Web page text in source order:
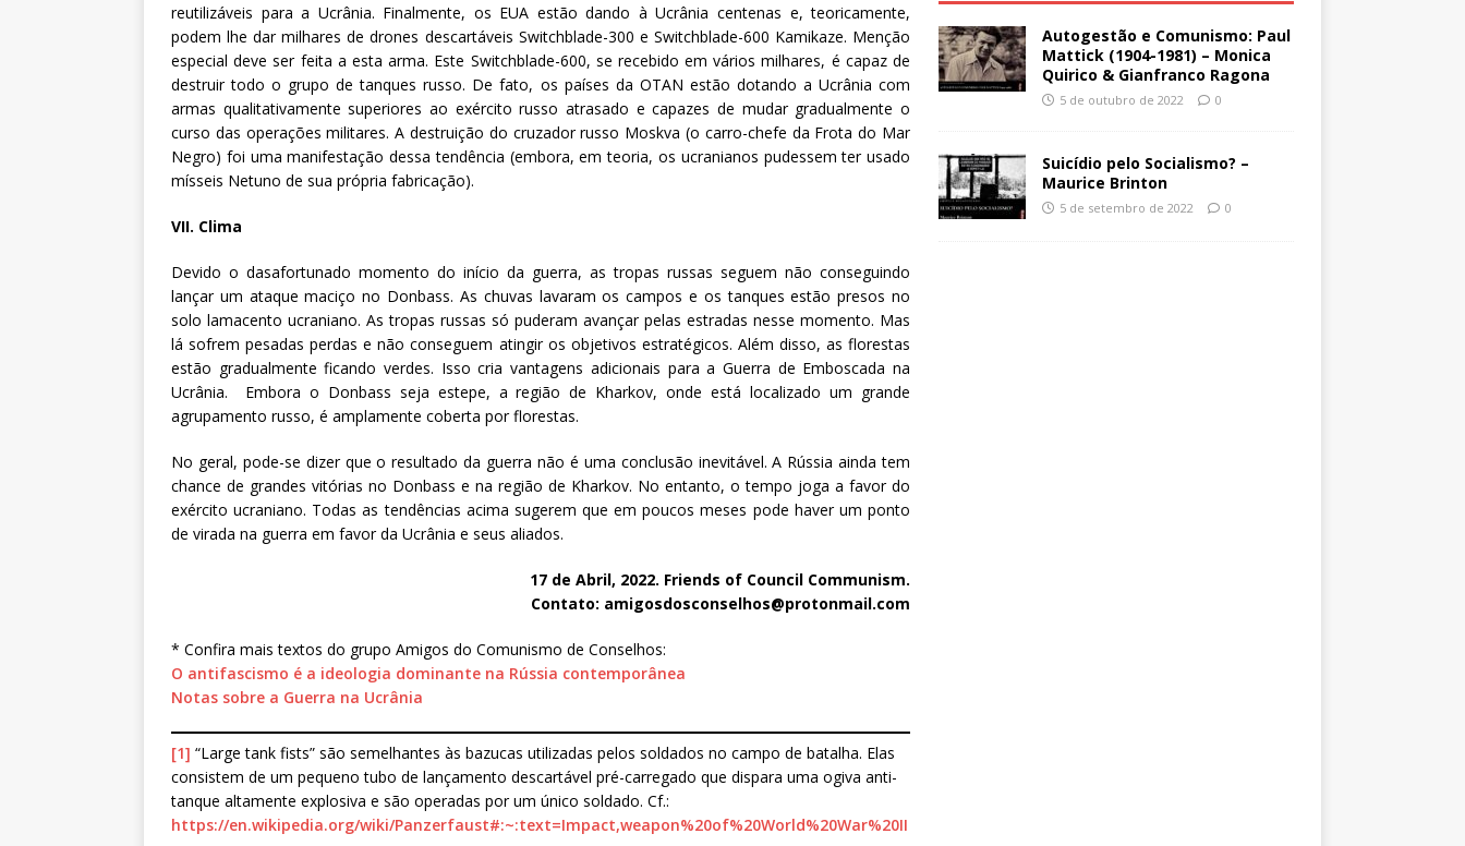
reutilizáveis para a Ucrânia. Finalmente, os EUA estão dando à Ucrânia centenas e, teoricamente,
podem lhe dar milhares de drones descartáveis Switchblade-300 e Switchblade-600 Kamikaze. Menção
especial deve ser feita a esta arma. Este Switchblade-600, se recebido em vários milhares, é capaz de
destruir todo o grupo de tanques russo. De fato, os países da OTAN estão dotando a Ucrânia com
armas qualitativamente superiores ao exército russo atrasado e capazes de mudar gradualmente o
curso das operações militares. A destruição do cruzador russo Moskva (o carro-chefe da Frota do Mar
Negro) foi uma manifestação dessa tendência (embora, em teoria, os ucranianos pudessem ter usado
mísseis Netuno de sua própria fabricação).
VII. Clima
Devido o dasafortunado momento do início da guerra, as tropas russas seguem não conseguindo
lançar um ataque maciço no Donbass. As chuvas lavaram os campos e os tanques estão presos no
solo lamacento ucraniano. As tropas russas só puderam avançar pelas estradas nesse momento. Mas
lá sofrem pesadas perdas e não conseguem atingir os objetivos estratégicos. Além disso, as florestas
estão gradualmente ficando verdes. Isso cria vantagens adicionais para a Guerra de Emboscada na
Ucrânia. Embora o Donbass seja estepe, a região de Kharkov, onde está localizado um grande
agrupamento russo, é amplamente coberta por florestas.
No geral, pode-se dizer que o resultado da guerra não é uma conclusão inevitável. A Rússia ainda tem
chance de grandes vitórias no Donbass e na região de Kharkov. No entanto, o tempo joga a favor do
exército ucraniano. Todas as tendências acima sugerem que em poucos meses pode haver um ponto
de virada na guerra em favor da Ucrânia e seus aliados.
17 de Abril, 2022. Friends of Council Communism.
Contato: amigosdosconselhos@protonmail.com
* Confira mais textos do grupo Amigos do Comunismo de Conselhos:
O antifascismo é a ideologia dominante na Rússia contemporânea
Notas sobre a Guerra na Ucrânia
[1] “Large tank fists” são semelhantes às bazucas utilizadas pelos soldados no campo de batalha. Elas
consistem de um pequeno tubo de lançamento descartável pré-carregado que dispara uma ogiva anti-
tanque altamente explosiva e são operadas por um único soldado. Cf.:
https://en.wikipedia.org/wiki/Panzerfaust#:~:text=Impact,weapon%20of%20World%20War%20II
Autogestão e Comunismo: Paul
Mattick (1904-1981) – Monica
Quirico & Gianfranco Ragona
5 de outubro de 2022 0
Suicídio pelo Socialismo? –
Maurice Brinton
5 de setembro de 2022 0